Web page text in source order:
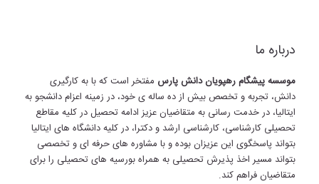
درباره ما
موسسه پیشگام رهپویان دانش پارس مفتخر است که با به کارگیری
دانش، تجربه و تخصص بیش از ده ساله ی خود، در زمینه اعزام دانشجو به
ایتالیا، در خدمت رسانی به متقاضیان عزیز ادامه تحصیل در کلیه مقاطع
تحصیلی کارشناسی، کارشناسی ارشد و دکترا، در کلیه دانشگاه های ایتالیا
بتواند پاسخگوی این عزیزان بوده و با مشاوره های حرفه ای و تخصصی
بتواند مسیر اخذ پذیرش تحصیلی به همراه بورسیه های تحصیلی را برای
متقاضیان فراهم کند.